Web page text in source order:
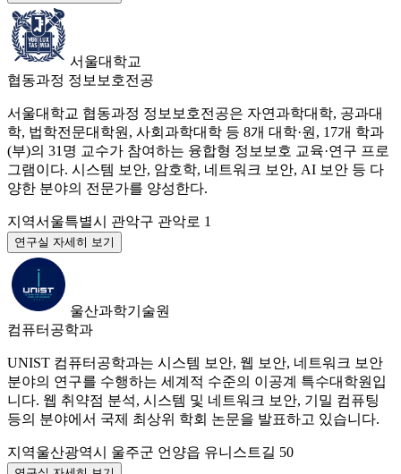
서울대학교
협동과정 정보보호전공
서울대학교 협동과정 정보보호전공은 자연과학대학, 공과대
학, 법학전문대학원, 사회과학대학 등 8개 대학·원, 17개 학과
(부)의 31명 교수가 참여하는 융합형 정보보호 교육·연구 프로
그램이다. 시스템 보안, 암호학, 네트워크 보안, AI 보안 등 다
양한 분야의 전문가를 양성한다.
지역서울특별시 관악구 관악로 1
연구실 자세히 보기
울산과학기술원
컴퓨터공학과
UNIST 컴퓨터공학과는 시스템 보안, 웹 보안, 네트워크 보안
분야의 연구를 수행하는 세계적 수준의 이공계 특수대학원입
니다. 웹 취약점 분석, 시스템 및 네트워크 보안, 기밀 컴퓨팅
등의 분야에서 국제 최상위 학회 논문을 발표하고 있습니다.
지역울산광역시 울주군 언양읍 유니스트길 50